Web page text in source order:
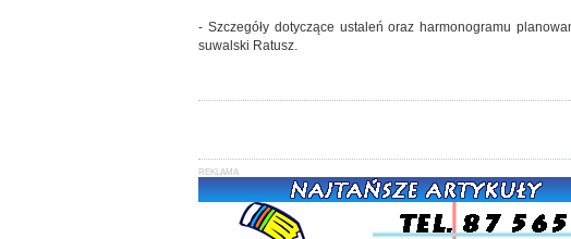
- Szczegóły dotyczące ustaleń oraz harmonogramu
suwalski Ratusz.